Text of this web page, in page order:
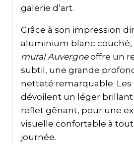
galerie d’art.
Grâce à son impression
aluminium blanc couché,
mural Auvergneoffre un
subtil, une grande
netteté remarquable. Les
dévoilent un léger brillant
reflet gênant, pour une
visuelle confortable à
journée.